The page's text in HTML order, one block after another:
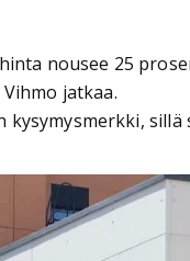
nousee 25
jatkaa.
sillä